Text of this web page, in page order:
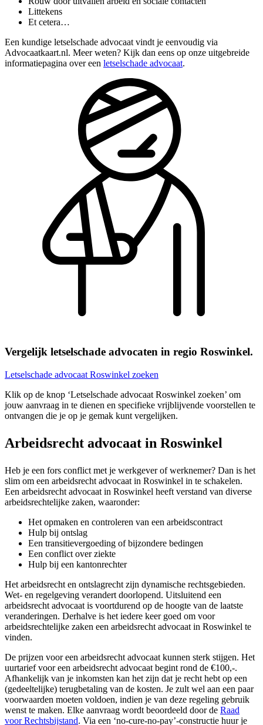
Littekens
Et cetera…
Een kundige letselschade advocaat vindt je eenvoudig via
Advocaatkaart.nl. Meer weten? Kijk dan eens op onze uitgebreide
informatiepagina over een letselschade advocaat.
Vergelijk letselschade advocaten in regio Roswinkel.
Letselschade advocaat Roswinkel zoeken
Klik op de knop ‘Letselschade advocaat Roswinkel zoeken’ om
jouw aanvraag in te dienen en specifieke vrijblijvende voorstellen te
ontvangen die je op je gemak kunt vergelijken.
Arbeidsrecht advocaat in Roswinkel
Heb je een fors conflict met je werkgever of werknemer? Dan is het
slim om een arbeidsrecht advocaat in Roswinkel in te schakelen.
Een arbeidsrecht advocaat in Roswinkel heeft verstand van diverse
arbeidsrechtelijke zaken, waaronder:
Het opmaken en controleren van een arbeidscontract
Hulp bij ontslag
Een transitievergoeding of bijzondere bedingen
Een conflict over ziekte
Hulp bij een kantonrechter
Het arbeidsrecht en ontslagrecht zijn dynamische rechtsgebieden.
Wet- en regelgeving verandert doorlopend. Uitsluitend een
arbeidsrecht advocaat is voortdurend op de hoogte van de laatste
veranderingen. Derhalve is het iedere keer goed om voor
arbeidsrechtelijke zaken een arbeidsrecht advocaat in Roswinkel te
vinden.
De prijzen voor een arbeidsrecht advocaat kunnen sterk stijgen. Het
uurtarief voor een arbeidsrecht advocaat begint rond de €100,-.
Afhankelijk van je inkomsten kan het zijn dat je recht hebt op een
(gedeeltelijke) terugbetaling van de kosten. Je zult wel aan een paar
voorwaarden moeten voldoen, indien je van deze regeling gebruik
wenst te maken. Elke aanvraag wordt beoordeeld door de Raad
voor Rechtsbijstand. Via een ‘no-cure-no-pay’-constructie huur je